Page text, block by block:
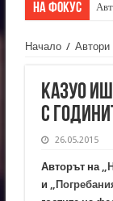
На фокус
Начало / Автори
Казуо
с
26.05.2015
Авторът на
и